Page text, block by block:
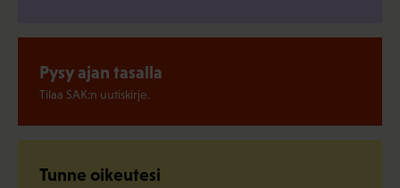
Pysy ajan tasalla
Tilaa SAK:n uutiskirje.
Tunne oikeutesi